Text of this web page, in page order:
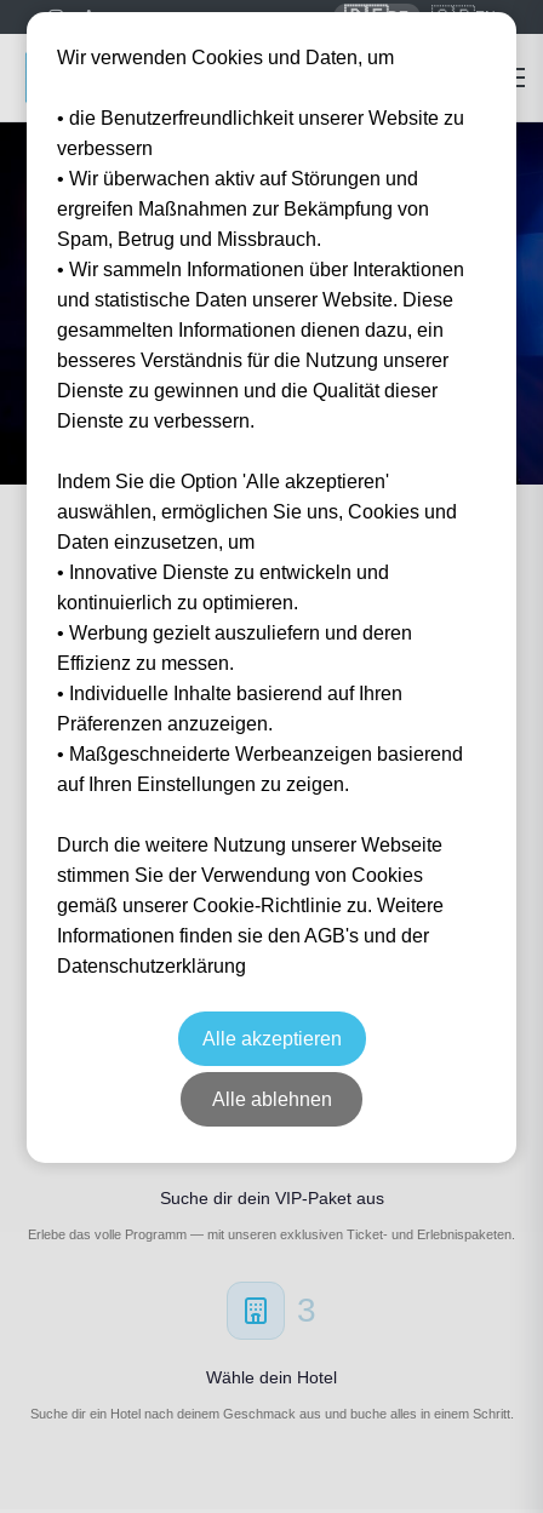
🇩🇪DE 🇬🇧EN
Startseite Konzert Tickets
Mumford & SonsTickets 2026
Hotel-Pakete bei Tickwell.
0 Events gefunden
Nichts gefunden...
Wie funktioniertes?
1
Suche nach deinem Event
Wähle das Event deiner Träume aus — von Fußball über Formel 1 bis Konzerte.
2
Suche dir dein VIP-Paket aus
Erlebe das volle Programm — mit unseren exklusiven Ticket- und Erlebnispaketen.
3
Wähle dein Hotel
Suche dir ein Hotel nach deinem Geschmack aus und buche alles in einem Schritt.
Wir verwenden Cookies und Daten, um
• die Benutzerfreundlichkeit unserer Website zu
verbessern
• Wir überwachen aktiv auf Störungen und
ergreifen Maßnahmen zur Bekämpfung von
Spam, Betrug und Missbrauch.
• Wir sammeln Informationen über Interaktionen
und statistische Daten unserer Website. Diese
gesammelten Informationen dienen dazu, ein
besseres Verständnis für die Nutzung unserer
Dienste zu gewinnen und die Qualität dieser
Dienste zu verbessern.
Indem Sie die Option 'Alle akzeptieren'
auswählen, ermöglichen Sie uns, Cookies und
Daten einzusetzen, um
• Innovative Dienste zu entwickeln und
kontinuierlich zu optimieren.
• Werbung gezielt auszuliefern und deren
Effizienz zu messen.
• Individuelle Inhalte basierend auf Ihren
Präferenzen anzuzeigen.
• Maßgeschneiderte Werbeanzeigen basierend
auf Ihren Einstellungen zu zeigen.
Durch die weitere Nutzung unserer Webseite
stimmen Sie der Verwendung von Cookies
gemäß unserer Cookie-Richtlinie zu. Weitere
Informationen finden sie den AGB's und der
Datenschutzerklärung
Alle akzeptieren
Alle ablehnen